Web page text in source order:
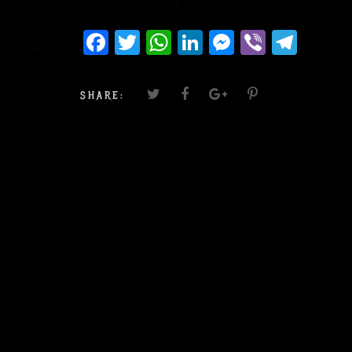
Facebook
TwitterWhatsApp
LinkedIn
Messenger
Viber
SHARE: